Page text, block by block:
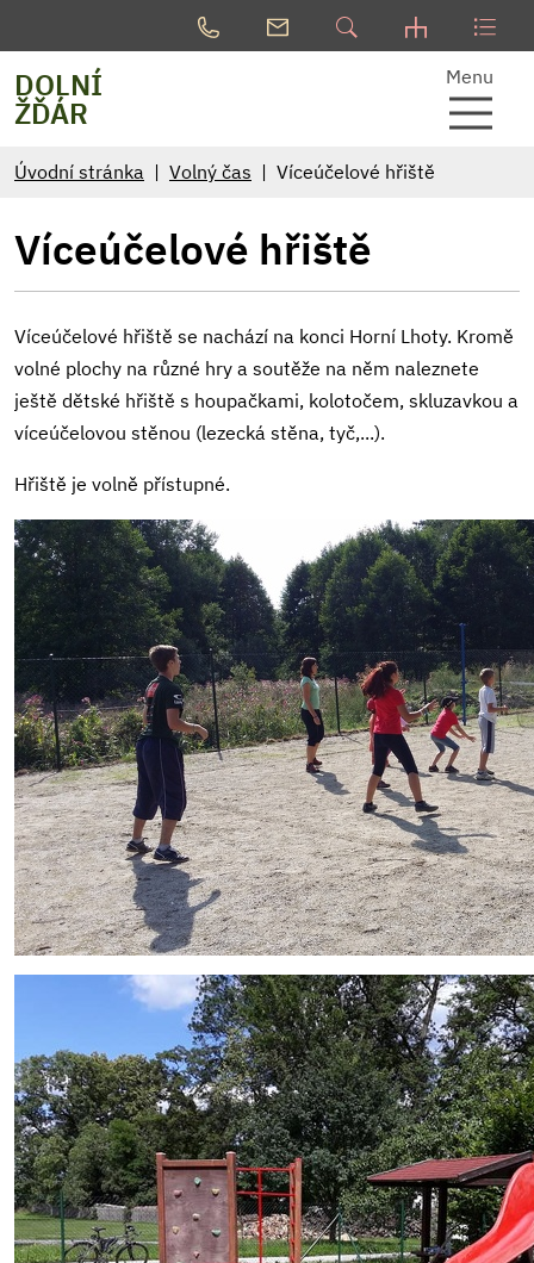
DOLNÍ
ŽĎÁR
Menu
Úvodní stránka Volný čas Víceúčelové hřiště
Víceúčelové hřiště
Víceúčelové hřiště se nachází na konci Horní Lhoty. Kromě
volné plochy na různé hry a soutěže na něm naleznete
ještě dětské hřiště s houpačkami, kolotočem, skluzavkou a
víceúčelovou stěnou (lezecká stěna, tyč,...).
Hřiště je volně přístupné.